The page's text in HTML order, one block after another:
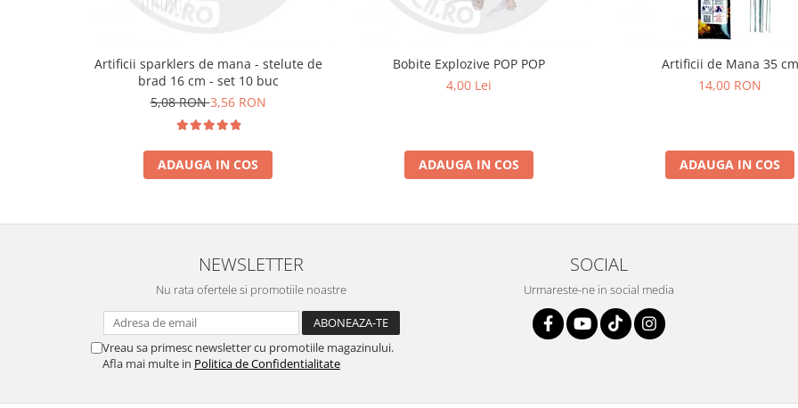
Artificii sparklers de mana - stelute de
brad 16 cm - set 10 buc
5,08 RON3,56 RON
ADAUGA IN COS
Bobite Explozive POP POP
4,00 Lei
ADAUGA IN COS
Artificii de Mana 35 cm
14,00 RON
ADAUGA IN COS
NEWSLETTER
Nu rata ofertele si promotiile noastre
Vreau sa primesc newsletter cu promotiile magazinului.
Afla mai multe in Politica de Confidentialitate
SOCIAL
Urmareste-ne in social media